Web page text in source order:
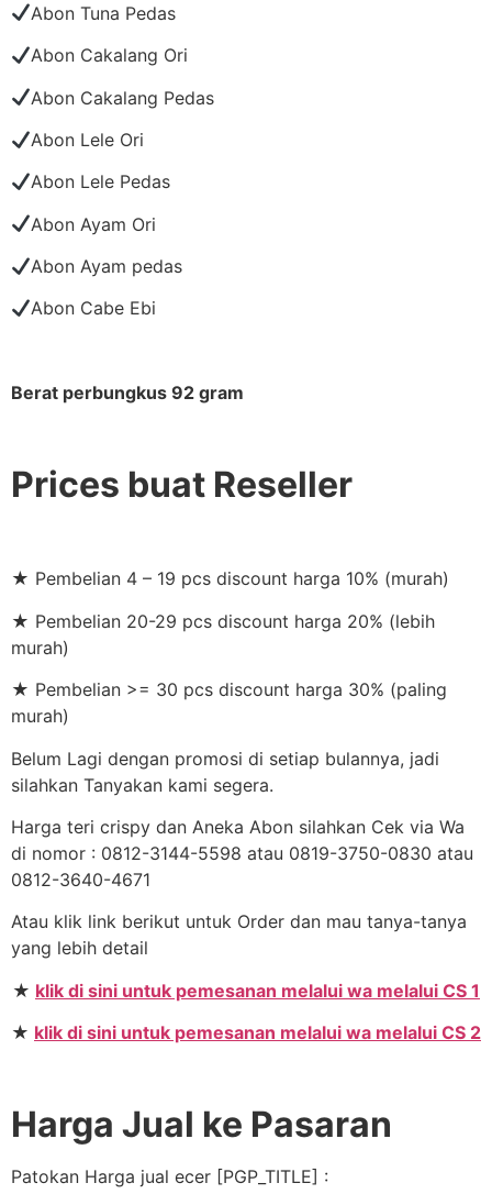
Abon Tuna Pedas
Abon Cakalang Ori
Abon Cakalang Pedas
Abon Lele Ori
Abon Lele Pedas
Abon Ayam Ori
Abon Ayam pedas
Abon Cabe Ebi
Berat perbungkus 92 gram
Prices buat Reseller
★ Pembelian 4 – 19 pcs discount harga 10% (murah)
★ Pembelian 20-29 pcs discount harga 20% (lebih
murah)
★ Pembelian >= 30 pcs discount harga 30% (paling
murah)
Belum Lagi dengan promosi di setiap bulannya, jadi
silahkan Tanyakan kami segera.
Harga teri crispy dan Aneka Abon silahkan Cek via Wa
di nomor : 0812-3144-5598 atau 0819-3750-0830 atau
0812-3640-4671
Atau klik link berikut untuk Order dan mau tanya-tanya
yang lebih detail
★ klik di sini untuk pemesanan melalui wa melalui CS 1
★ klik di sini untuk pemesanan melalui wa melalui CS 2
Harga Jual ke Pasaran
Patokan Harga jual ecer [PGP_TITLE] :